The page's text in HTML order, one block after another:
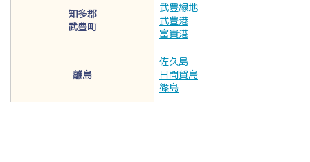
知多郡
武豊町
武豊緑地
武豊港
富貴港
離島
佐久島
日間賀島
篠島